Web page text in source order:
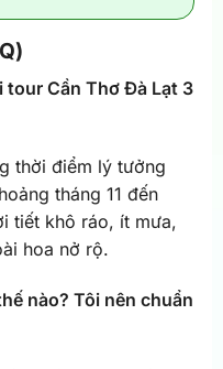
tour Cần Thơ Đà Lạt 3
thời điểm lý tưởng
tháng 11 đến
tiết khô ráo, ít mưa,
hoa nở rộ.
nào? Tôi nên chuẩn